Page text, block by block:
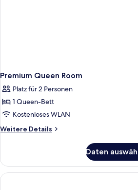
Premium Queen Room
Platz für 2 Personen
1 Queen-Bett
Kostenloses WLAN
Weitere Details
Weitere
Queen
Room
Daten